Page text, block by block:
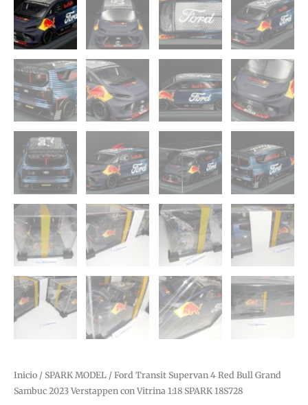
Inicio / SPARK MODEL / Ford Transit Supervan 4 Red Bull Grand
Sambuc 2023 Verstappen con Vitrina 1:18 SPARK 18S728